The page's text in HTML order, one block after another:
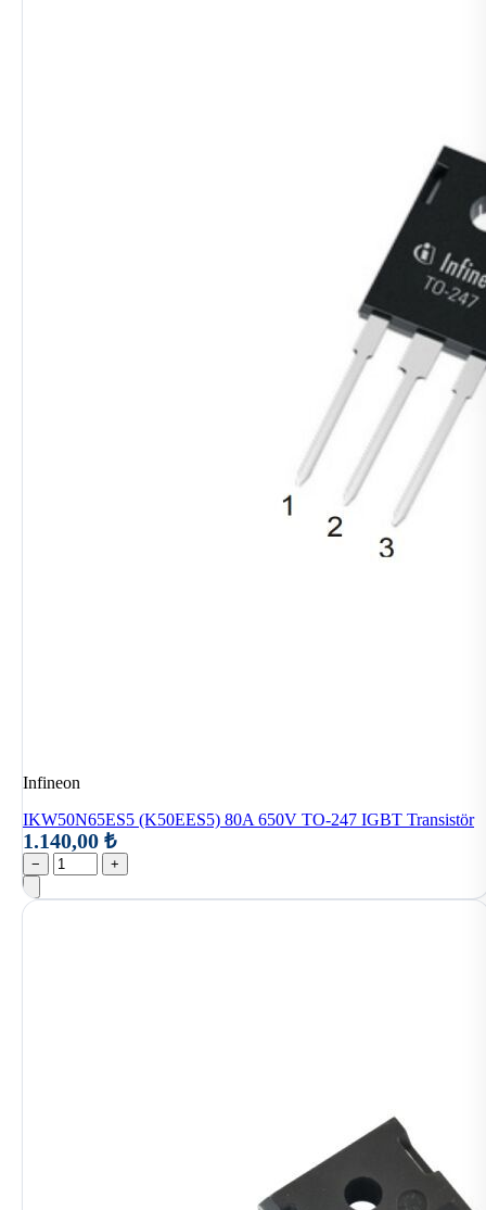
Infineon
IKW50N65ES5 (K50EES5) 80A 650V TO-247 IGBT Transistör
1.140,00 ₺
− +